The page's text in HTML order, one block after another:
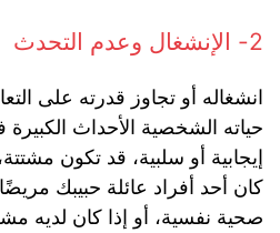
2- الإنشغال وعدم التحدث
انشغاله أو تجاوز قدرته على
حياته الشخصية الأحداث
إيجابية أو سلبية، قد تكون
كان أحد أفراد عائلة حبيبك
صحية نفسية، أو إذا كان لديه